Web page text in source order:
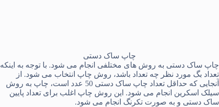
چاپ ساک دستی
چاپ ساک دستی به روش های مختلفی انجام می شود. با توجه به اینکه
تعداد بگ مورد نظر چه تعداد باشد، روش چاپ انتخاب می شود. از
آنجایی که حداقل تعداد چاپ ساک دستی 50 عدد است، چاپ به روش
سیلک اسکرین انجام می شود. این روش چاپ اغلب برای تعداد پایین
ساک دستی و به صورت تکرنگ انجام می شود.